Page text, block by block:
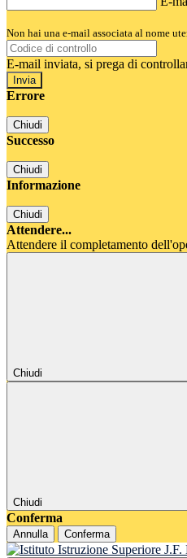
Non hai una e-mail associata al nome
E-mail inviata, si prega di
Errore
Chiudi
Successo
Chiudi
Informazione
Chiudi
Attendere...
Attendere il completamento
Chiudi
Chiudi
Conferma
Annulla Conferma